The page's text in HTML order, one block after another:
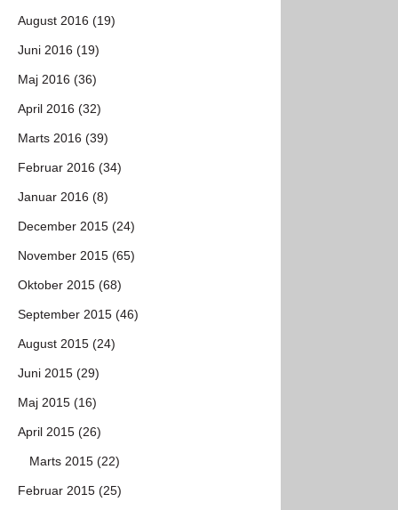
August 2016 (19)
Juni 2016 (19)
Maj 2016 (36)
April 2016 (32)
Marts 2016 (39)
Februar 2016 (34)
Januar 2016 (8)
December 2015 (24)
November 2015 (65)
Oktober 2015 (68)
September 2015 (46)
August 2015 (24)
Juni 2015 (29)
Maj 2015 (16)
April 2015 (26)
Marts 2015 (22)
Februar 2015 (25)